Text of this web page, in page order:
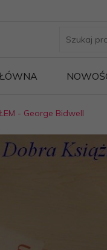
- George Bidwell